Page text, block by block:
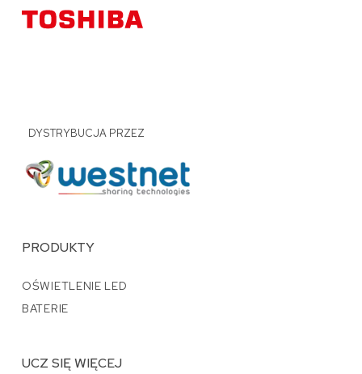
DYSTRYBUCJA PRZEZ
PRODUKTY
OŚWIETLENIE LED
BATERIE
UCZ SIĘ WIĘCEJ